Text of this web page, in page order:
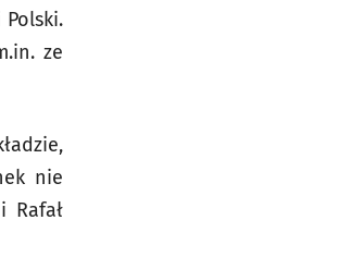
ze
nie
Rafał